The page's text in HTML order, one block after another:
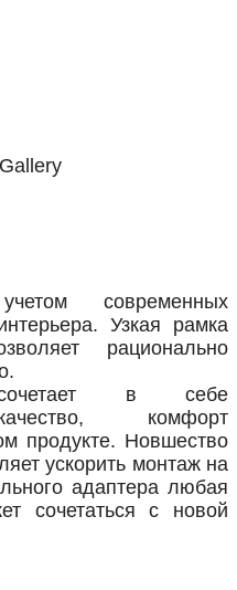
современных
Узкая рамка
рационально
в себе
комфорт
продукте. Новшество
ускорить монтаж на
адаптера любая
сочетаться с новой